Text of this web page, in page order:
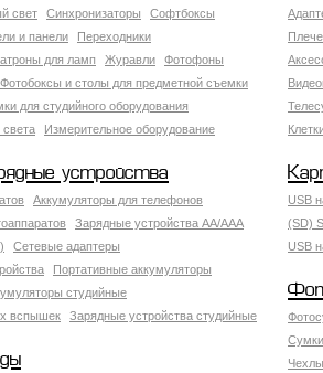
свет Синхронизаторы
Софтбоксы
и панели
Переходники
для ламп Журавли
Фотофоны
Фотобоксы и столы для предметной съемки
для студийного оборудования
света
Измерительное оборудование
устройства
Аккумуляторы для телефонов
Зарядные устройства AA/AAA
Сетевые адаптеры
Портативные аккумуляторы
студийные
вспышек
Зарядные устройства студийные
USB
(SD)
USB